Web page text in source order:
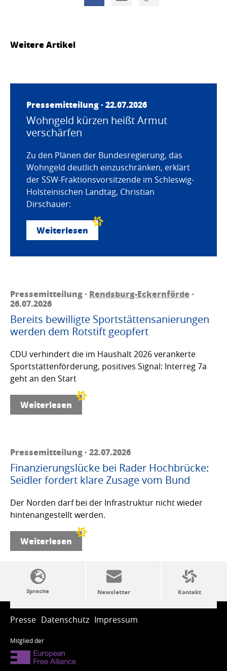
Weitere Artikel
Pressemitteilung · 22.07.2026
Wohngeld kürzen heißt Armut
verschärfen
Zu den Plänen der Bundesregierung, das
Wohngeld deutlich einzuschränken, erklärt
der SSW-Fraktionsvorsitzende im Schleswig-
Holsteinischen Landtag, Christian
Dirschauer:
Weiterlesen
Pressemitteilung · Rendsburg-Eckernförde·
26.07.2026
Bereits bewilligte Sportstättensanierungen
werden dem Rotstift geopfert
CDU verhindert die im Haushalt 2026 verankerte
Sportstättenförderung, positives Signal: Interreg 7a
geht an den Start
Weiterlesen
Pressemitteilung · 22.07.2026
Finanzierungslücke bei Rader Hochbrücke:
Seidler fordert klare Zusage vom Bund
Der Norden darf bei der Infrastruktur nicht wieder
hintenangestellt werden.
Weiterlesen
SSW-Politik von A bis Z
Presse Datenschutz Impressum
Mitglied der